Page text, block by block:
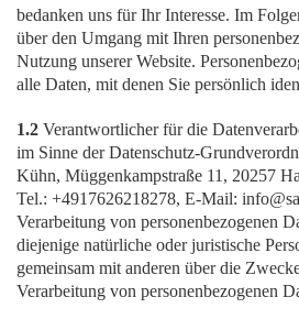
bedanken uns für Ihr Interesse. Im
über den Umgang mit Ihren
Nutzung unserer Website.
alle Daten, mit denen Sie persönlich
1.2 Verantwortlicher für die
im Sinne der Datenschutz-
Kühn, Müggenkampstraße 11, 20257
Tel.: +4917626218278, E-Mail:
Verarbeitung von personenbezogenen
diejenige natürliche oder juristische
gemeinsam mit anderen über die
Verarbeitung von personenbezogenen